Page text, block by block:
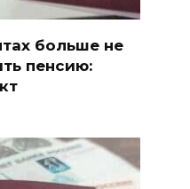
больше не
пенсию: